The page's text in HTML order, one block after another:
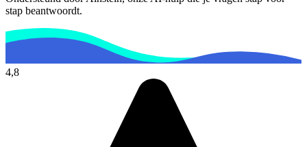
stap beantwoordt.
4,8